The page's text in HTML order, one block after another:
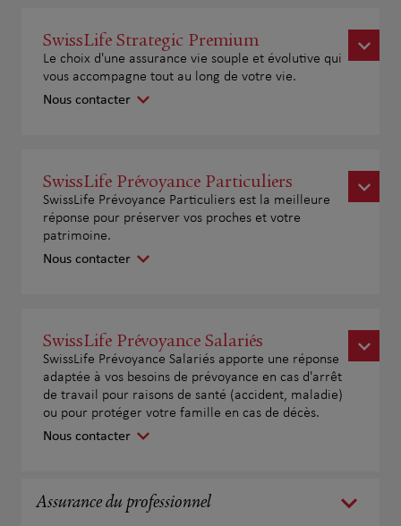
SwissLife Strategic Premium
Le choix d'une assurance vie souple et évolutive qui
vous accompagne tout au long de votre vie.
Nous contacter
SwissLife Prévoyance Particuliers
SwissLife Prévoyance Particuliers est la meilleure
réponse pour préserver vos proches et votre
patrimoine.
Nous contacter
SwissLife Prévoyance Salariés
SwissLife Prévoyance Salariés apporte une réponse
adaptée à vos besoins de prévoyance en cas d'arrêt
de travail pour raisons de santé (accident, maladie)
ou pour protéger votre famille en cas de décès.
Nous contacter
Assurance du professionnel